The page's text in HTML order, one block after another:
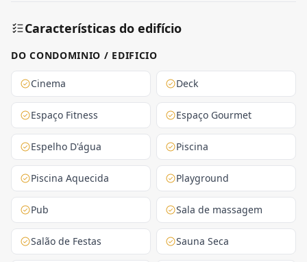
Características do edifício
DO CONDOMINIO / EDIFICIO
Cinema Deck
Espaço Fitness Espaço Gourmet
Espelho D'água Piscina
Piscina Aquecida Playground
Pub Sala de massagem
Salão de Festas Sauna Seca